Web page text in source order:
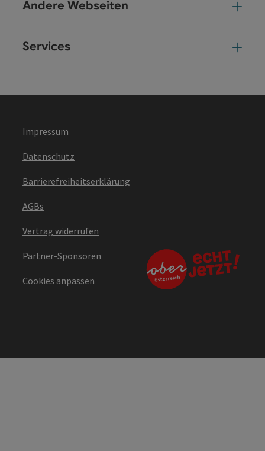
Andere Webseiten
Services
Impressum
Datenschutz
Barrierefreiheitserklärung
AGBs
Vertrag widerrufen
Partner-Sponsoren
Cookies anpassen